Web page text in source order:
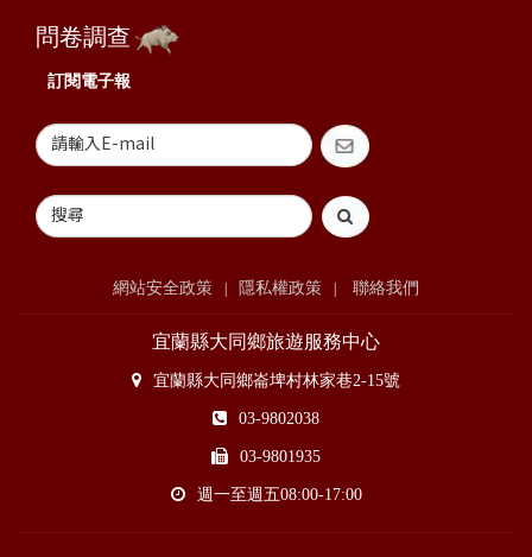
問卷調查
訂閱電子報
網站安全政策 隱私權政策 聯絡我們
宜蘭縣大同鄉旅遊服務中心
宜蘭縣大同鄉崙埤村林家巷2-15號
03-9802038
03-9801935
週一至週五08:00-17:00